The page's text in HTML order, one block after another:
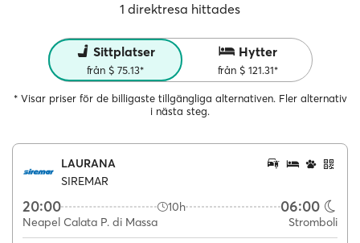
1 direktresa hittades
Sittplatser
från $ 75.13*
Hytter
från $ 121.31*
* Visar priser för de billigaste tillgängliga alternativen. Fler alternativ
i nästa steg.
LAURANA
SIREMAR
20:00 10h 06:00
Neapel Calata P. di Massa Stromboli